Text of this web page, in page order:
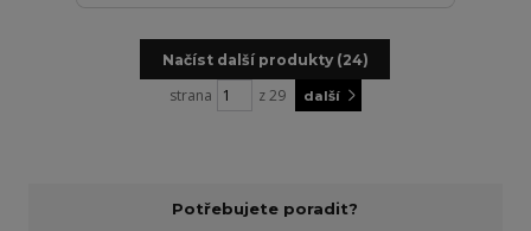
Načíst další produkty (24)
strana z 29 další
Potřebujete poradit?